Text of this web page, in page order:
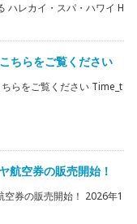
ハレカイ・スパ・ハワイ H
ちらをご覧ください
らをご覧ください Time_t
航空券の販売開始！
券の販売開始！ 2026年1